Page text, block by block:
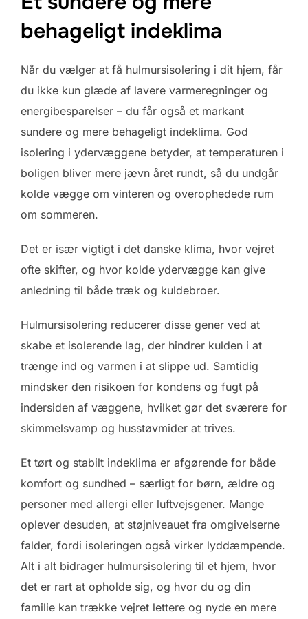
behageligt indeklima
Når du vælger at få hulmursisolering i dit hjem, får
du ikke kun glæde af lavere varmeregninger og
energibesparelser – du får også et markant
sundere og mere behageligt indeklima. God
isolering i ydervæggene betyder, at temperaturen i
boligen bliver mere jævn året rundt, så du undgår
kolde vægge om vinteren og overophedede rum
om sommeren.
Det er især vigtigt i det danske klima, hvor vejret
ofte skifter, og hvor kolde ydervægge kan give
anledning til både træk og kuldebroer.
Hulmursisolering reducerer disse gener ved at
skabe et isolerende lag, der hindrer kulden i at
trænge ind og varmen i at slippe ud. Samtidig
mindsker den risikoen for kondens og fugt på
indersiden af væggene, hvilket gør det sværere for
skimmelsvamp og husstøvmider at trives.
Et tørt og stabilt indeklima er afgørende for både
komfort og sundhed – særligt for børn, ældre og
personer med allergi eller luftvejsgener. Mange
oplever desuden, at støjniveauet fra omgivelserne
falder, fordi isoleringen også virker lyddæmpende.
Alt i alt bidrager hulmursisolering til et hjem, hvor
det er rart at opholde sig, og hvor du og din
familie kan trække vejret lettere og nyde en mere